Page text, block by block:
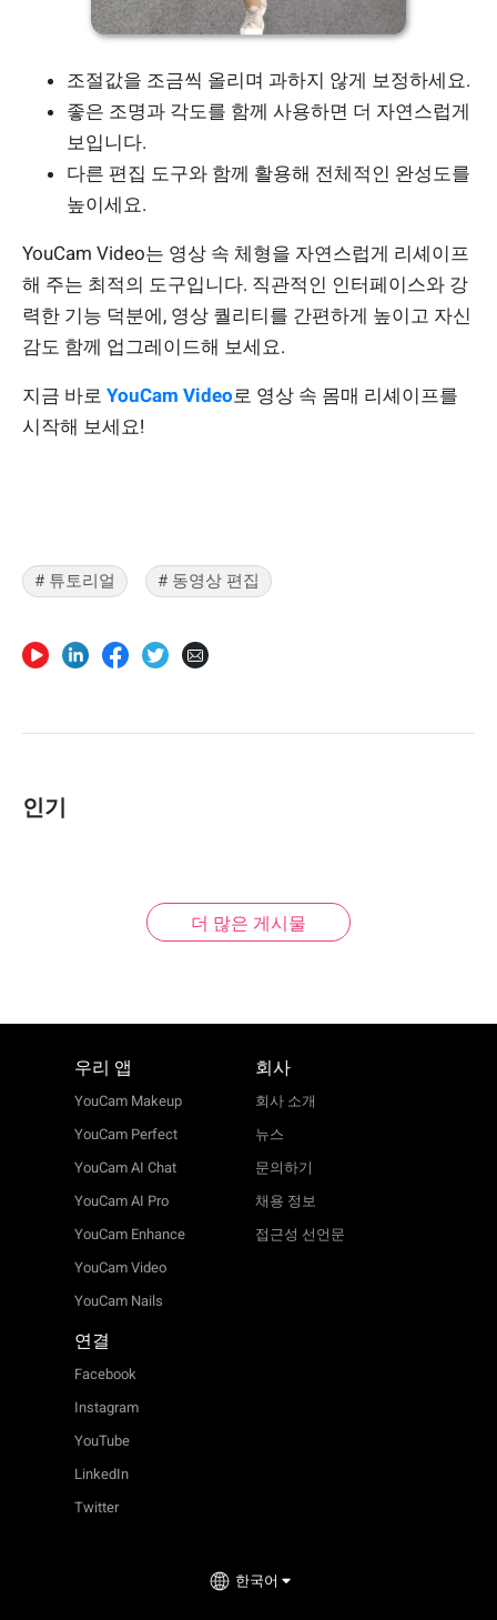
조절값을 조금씩 올리며 과하지 않게 보정하세요.
좋은 조명과 각도를 함께 사용하면 더 자연스럽게
보입니다.
다른 편집 도구와 함께 활용해 전체적인 완성도를
높이세요.
YouCam Video는 영상 속 체형을 자연스럽게 리셰이프
해 주는 최적의 도구입니다. 직관적인 인터페이스와 강
력한 기능 덕분에, 영상 퀄리티를 간편하게 높이고 자신
감도 함께 업그레이드해 보세요.
지금 바로 YouCam Video로 영상 속 몸매 리셰이프를
시작해 보세요!
# 튜토리얼 # 동영상 편집
인기
더 많은 게시물
우리 앱
YouCam Makeup
YouCam Perfect
YouCam AI Chat
YouCam AI Pro
YouCam Enhance
YouCam Video
YouCam Nails
회사
회사 소개
뉴스
문의하기
채용 정보
접근성 선언문
연결
Facebook
Instagram
YouTube
LinkedIn
Twitter
한국어